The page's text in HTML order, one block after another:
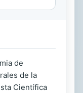
de
de la
Científica